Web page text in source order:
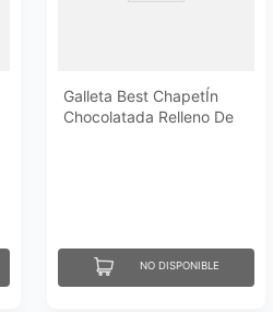
Galleta Best ChapetÍn
Chocolatada Relleno De
NO DISPONIBLE